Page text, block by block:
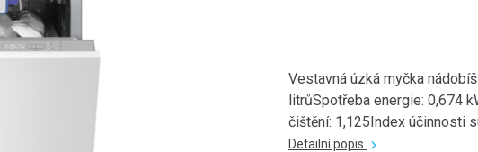
Vestavná úzká myčka
litrůSpotřeba energie: 0,674
čištění: 1,125Index účinnosti
Detailní popis